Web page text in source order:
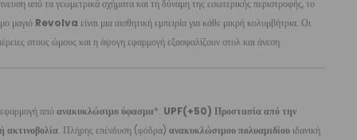
από τα γεωμετρικά σχήματα και τη δύναμη της εσωτερικής περιστροφής, το
μαγιό Revolva είναι μια αισθητική εμπειρία για κάθε μικρή κολυμβήτρια. Οι
στους ώμους και η άψογη εφαρμογή εξασφαλίζουν στυλ και άνεση.
απόανακυκλώσιμο ύφασμα*. UPF(+50) Προστασία από την
ακτινοβολία. Πλήρης επένδυση (φόδρα) ανακυκλώσιμου πολυαμιδίου ιδανική